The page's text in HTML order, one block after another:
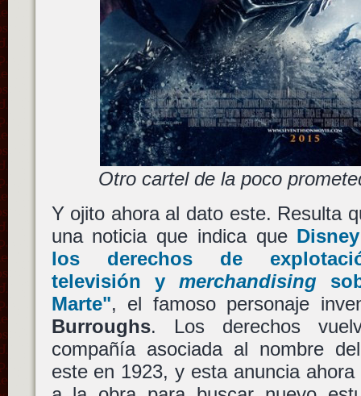
Otro cartel de la poco
Y ojito ahora al dato este. Resulta
una noticia que indica que
los derechos de
televisión y merchandising
Marte", el famoso personaje
Burroughs. Los derechos
compañía asociada al nombre
este en 1923, y esta anuncia